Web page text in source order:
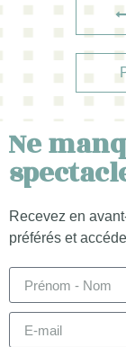
Ne
Recevez en
préférés et